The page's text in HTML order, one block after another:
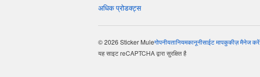
अधिक प्रोडक्ट्स
© 2026 Sticker Muleगोपनीयतानियमकानूनीसाईट मापकुकीज़ मैनेज करें
यह साइट reCAPTCHA द्वारा सुरक्षित है